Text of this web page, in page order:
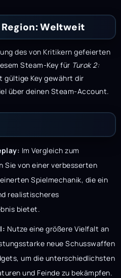
Weltweit
des von Kritikern gefeierten
Steam-Key für Turok 2:
gültige Key gewährt dir
über deinen Steam-Account.
Im Vergleich zum
Sie von einer verbesserten
Spielmechanik, die ein
realistischeres
bietet.
Nutze eine größere Vielfalt an
neue Schusswaffen
um die unterschiedlichsten
und Feinde zu bekämpfen.